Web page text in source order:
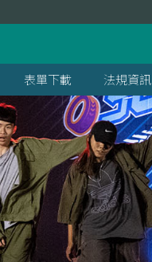
表單下載 法規資訊